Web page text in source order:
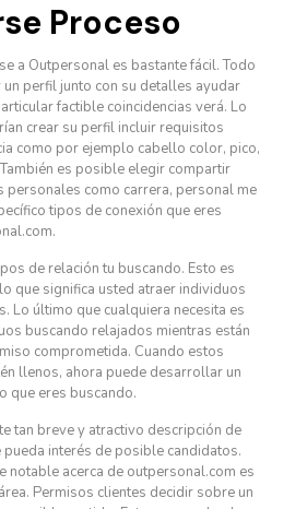
Proceso
a Outpersonal es bastante fácil. Todo
un perfil junto con su detalles ayudar
factible coincidencias verá. Lo
crear su perfil incluir requisitos
como por ejemplo cabello color, pico,
es posible elegir compartir
personales como carrera, personal me
tipos de conexión que eres
de relación tu buscando. Esto es
que significa usted atraer individuos
Lo último que cualquiera necesita es
buscando relajados mientras están
comprometida. Cuando estos
llenos, ahora puede desarrollar un
que eres buscando.
tan breve y atractivo descripción de
interés de posible candidatos.
notable acerca de outpersonal.com es
Permisos clientes decidir sobre un